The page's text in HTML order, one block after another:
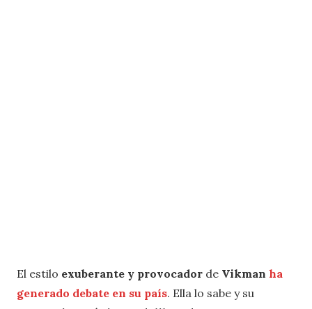
El estilo exuberante y provocador de Vikman ha
generado debate en su país. Ella lo sabe y su